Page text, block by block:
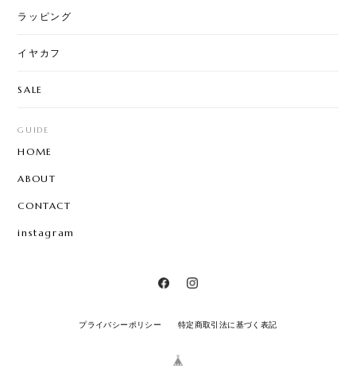
ラッピング
イヤカフ
SALE
GUIDE
HOME
ABOUT
CONTACT
instagram
プライバシーポリシー 特定商取引法に基づく表記